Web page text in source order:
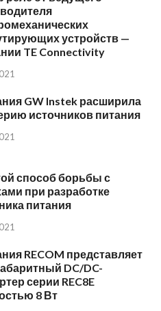
устройств —
TE Connectivity
GW Instek расширила
источников питания
способ борьбы с
при разработке
питания
RECOM представляет
DC/DC-
серии REC8E
8 Вт